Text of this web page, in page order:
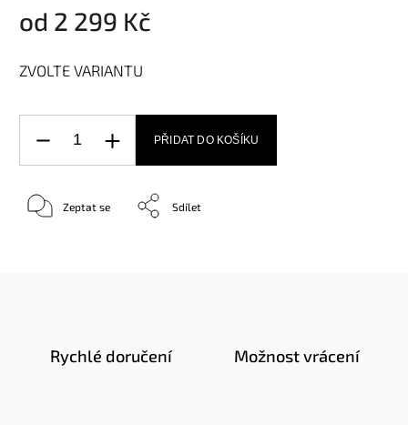
od 2 299 Kč
ZVOLTE VARIANTU
PŘIDAT DO KOŠÍKU
Zeptat se Sdílet
Rychlé doručení Možnost vrácení